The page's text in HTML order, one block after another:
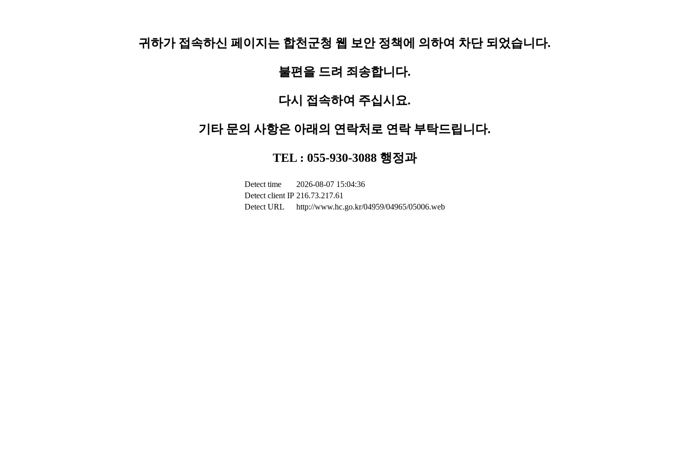
귀하가 접속하신 페이지는 합천군청 웹 보안 정책에 의하여 차단 되었습니다.
불편을 드려 죄송합니다.
다시 접속하여 주십시요.
기타 문의 사항은 아래의 연락처로 연락 부탁드립니다.
TEL : 055-930-3088 행정과
Detect time
2026-08-07 15:04:36
Detect client IP 216.73.217.61
Detect URL
http://www.hc.go.kr/04959/04965/05006.web